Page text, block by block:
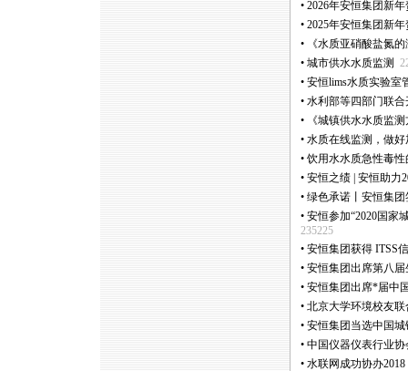
• 2026年安恒集团新
• 2025年安恒集团新
•
《水质亚硝酸盐氮
• 城市供水水质监测
• 安恒lims水质实验室
• 水利部等四部门联
•
《城镇供水水质监
• 水质在线监测，做
• 饮用水水质急性毒
• 安恒之绩 | 安恒助力
• 绿色承诺丨安恒集
• 安恒参加“2020国家
235225
• 安恒集团获得 ITSS
• 安恒集团出席第八
• 安恒集团出席*届中
• 北京大学环境校友
• 安恒集团当选中国
• 中国仪器仪表行业协
• 水联网成功协办